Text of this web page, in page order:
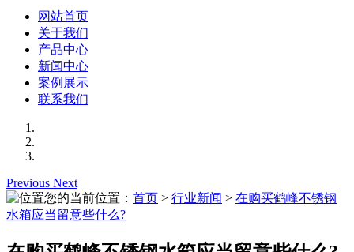
网站首页
关于我们
产品中心
新闻中心
案例展示
联系我们
Previous Next
您的当前位置： 首页 > 行业新闻 > 在购买鹤峰不锈钢
水箱应当留意些什么?